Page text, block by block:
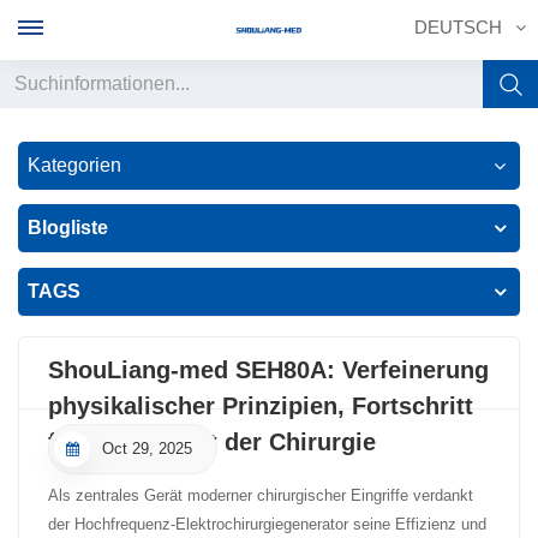
DEUTSCH
English
français
Deutsch
italiano
español
中文
Kategorien
Blogliste
TAGS
ShouLiang-med SEH80A: Verfeinerung
physikalischer Prinzipien, Fortschritt
für die Zukunft der Chirurgie
Oct 29, 2025
Als zentrales Gerät moderner chirurgischer Eingriffe verdankt
der Hochfrequenz-Elektrochirurgiegenerator seine Effizienz und